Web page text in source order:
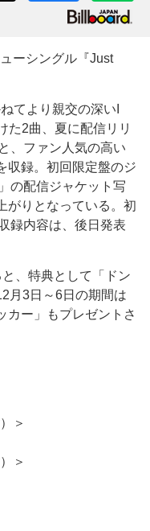
ーシングル『Just
てより親交の深いI
た2曲、夏に配信リリ
、ファン人気の高い
収録。初回限定盤のジ
の配信ジャケット写
がりとなっている。初
録内容は、後日発表
、特典として「ドン
月3日～6日の期間は
カー」もプレゼントさ
＞
＞